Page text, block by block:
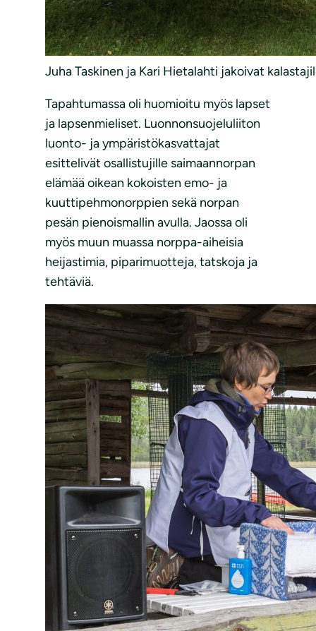
Juha Taskinen ja Kari Hietalahti jakoivat
Tapahtumassa oli huomioitu myös lapset
ja lapsenmieliset. Luonnonsuojeluliiton
luonto- ja ympäristökasvattajat
esittelivät osallistujille saimaannorpan
elämää oikean kokoisten emo- ja
kuuttipehmonorppien sekä norpan
pesän pienoismallin avulla. Jaossa oli
myös muun muassa norppa-aiheisia
heijastimia, piparimuotteja, tatskoja ja
tehtäviä.